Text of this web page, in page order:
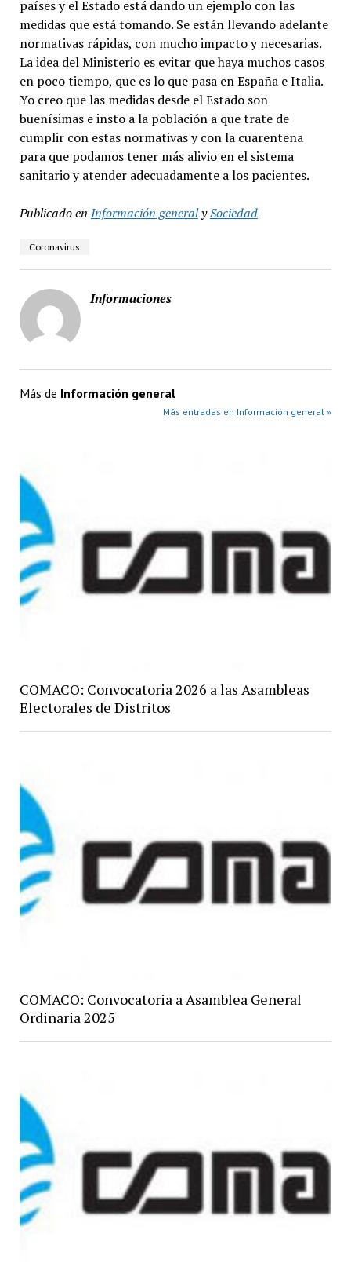
países y el Estado está dando un ejemplo con las
medidas que está tomando. Se están llevando adelante
normativas rápidas, con mucho impacto y necesarias.
La idea del Ministerio es evitar que haya muchos casos
en poco tiempo, que es lo que pasa en España e Italia.
Yo creo que las medidas desde el Estado son
buenísimas e insto a la población a que trate de
cumplir con estas normativas y con la cuarentena
para que podamos tener más alivio en el sistema
sanitario y atender adecuadamente a los pacientes.
Publicado en Información generalySociedad
Coronavirus
Informaciones
Más de Información general
Más entradas en Información general »
COMACO: Convocatoria 2026 a las Asambleas
Electorales de Distritos
COMACO: Convocatoria a Asamblea General
Ordinaria 2025